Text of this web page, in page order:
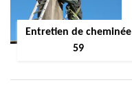
Entretien de cheminée
59